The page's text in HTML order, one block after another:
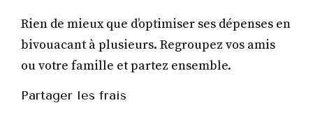
Rien de mieux que d’optimiser ses dépenses en
bivouacant à plusieurs. Regroupez vos amis
ou votre famille et partez ensemble.
Partager les frais